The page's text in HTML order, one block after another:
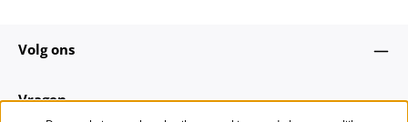
Volg ons
Vragen